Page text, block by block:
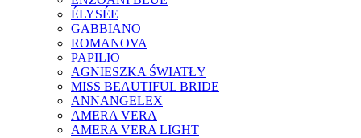
ÉLYSÉE
GABBIANO
ROMANOVA
PAPILIO
AGNIESZKA ŚWIATŁY
MISS BEAUTIFUL BRIDE
ANNANGELEX
AMERA VERA
AMERA VERA LIGHT